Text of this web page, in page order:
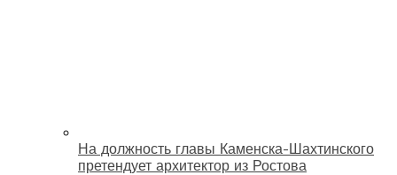
На должность главы Каменска-Шахтинского
претендует архитектор из Ростова